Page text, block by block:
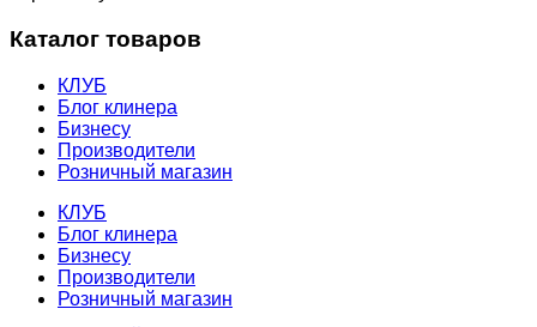
Каталог товаров
КЛУБ
Блог клинера
Бизнесу
Производители
Розничный магазин
КЛУБ
Блог клинера
Бизнесу
Производители
Розничный магазин